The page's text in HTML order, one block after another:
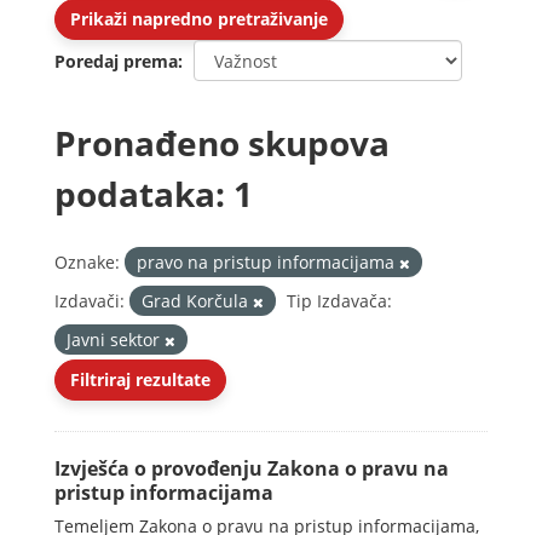
Prikaži napredno pretraživanje
Poredaj prema
Pronađeno skupova
podataka: 1
Oznake:
pravo na pristup informacijama
Izdavači:
Grad Korčula
Tip Izdavača:
Javni sektor
Filtriraj rezultate
Izvješća o provođenju Zakona o pravu na
pristup informacijama
Temeljem Zakona o pravu na pristup informacijama,